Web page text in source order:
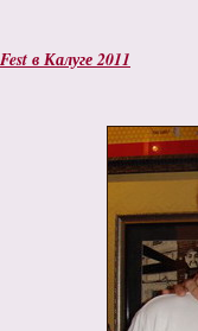
в Калуге 2011